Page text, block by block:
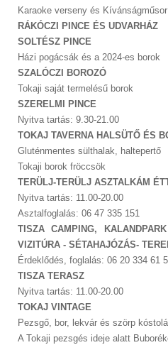
Karaoke verseny és Kívánságműsor
RÁKÓCZI PINCE ÉS UDVARHÁZ
SOLTÉSZ PINCE
Házi pogácsák és a 2024-es borok
SZALÓCZI BOROZÓ
Tokaji saját termelésű borok
SZERELMI PINCE
Nyitva tartás: 9.30-21.00
TOKAJ TAVERNA HALSÜTŐ ÉS
Gluténmentes sülthalak, haltepertő
Tokaji borok fröccsök
TERÜLJ-TERÜLJ ASZTALKÁM
Nyitva tartás: 11.00-20.00
Asztalfoglalás: 06 47 335 151
TISZA CAMPING,
VIZITÚRA - SÉTAHAJÓZÁS-
Érdeklődés, foglalás: 06 20 334 61
TISZA TERASZ
Nyitva tartás: 11.00-20.00
TOKAJ VINTAGE
Pezsgő, bor, lekvár és szörp
A Tokaji pezsgés ideje alatt